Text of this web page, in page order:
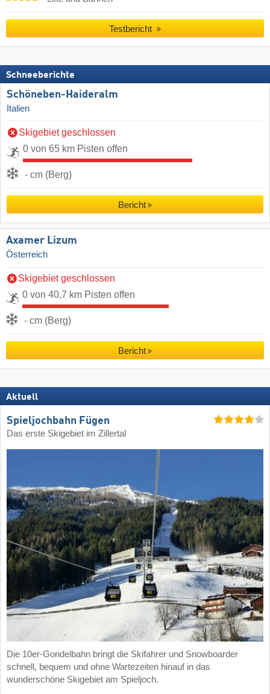
Testbericht
Schneeberichte
Schöneben-Haideralm
Italien
Skigebiet geschlossen
0 von 65 km Pisten offen
- cm (Berg)
Bericht
Axamer Lizum
Österreich
Skigebiet geschlossen
0 von 40,7 km Pisten offen
- cm (Berg)
Bericht
Aktuell
Spieljochbahn Fügen
Das erste Skigebiet im Zillertal
Die 10er-Gondelbahn bringt die Skifahrer und Snowboarder
schnell, bequem und ohne Wartezeiten hinauf in das
wunderschöne Skigebiet am Spieljoch.